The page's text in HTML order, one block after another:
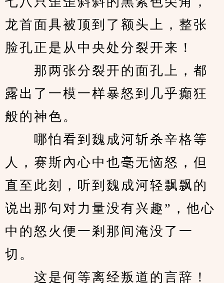
龙首面具被顶到了额头上，整张
脸孔正是从中央处分裂开来！
那两张分裂开的面孔上，都
露出了一模一样暴怒到几乎癲狂
般的神色。
哪怕看到魏成河斩杀辛格等
人，赛斯內心中也毫无恼怒，但
直至此刻，听到魏成河轻飘飘的
说出那句对力量没有兴趣”，他心
中的怒火便一剎那间淹没了一
切。
这是何等离经叛道的言辞！